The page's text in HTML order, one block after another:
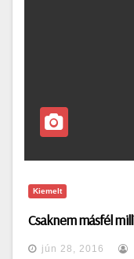
Kiemelt
Csaknem másfél
jún 28, 2016